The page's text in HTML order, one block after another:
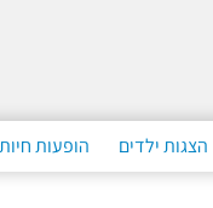
הצגות ילדים הופעות חיות